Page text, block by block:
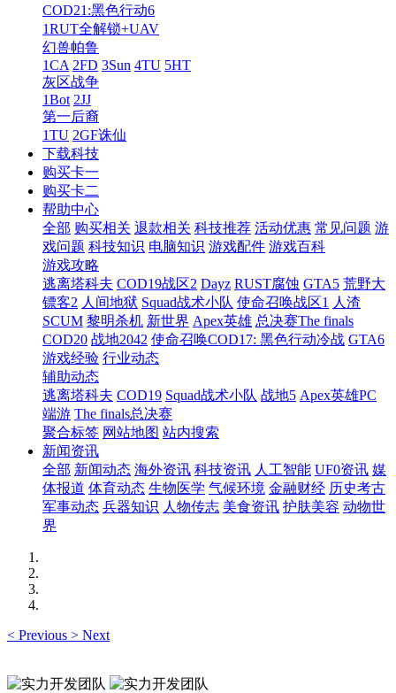
COD21:黑色行动6
1RUT全解锁+UAV
幻兽帕鲁
1CA 2FD 3Sun 4TU 5HT
灰区战争
1Bot 2JJ
第一后裔
1TU 2GF诛仙
下载科技
购买卡一
购买卡二
帮助中心
全部 购买相关 退款相关 科技推荐 活动优惠 常见问题 游
戏问题 科技知识 电脑知识 游戏配件 游戏百科
游戏攻略
逃离塔科夫 COD19战区2 Dayz RUST腐蚀 GTA5 荒野大
镖客2 人间地狱 Squad战术小队 使命召唤战区1 人渣
SCUM 黎明杀机 新世界 Apex英雄 总决赛The finals
COD20 战地2042 使命召唤COD17: 黑色行动冷战 GTA6
游戏经验 行业动态
辅助动态
逃离塔科夫 COD19 Squad战术小队 战地5 Apex英雄PC
端游 The finals总决赛
聚合标签 网站地图 站内搜索
新闻资讯
全部 新闻动态 海外资讯 科技资讯 人工智能 UF0资讯 媒
体报道 体育动态 生物医学 气候环境 金融财经 历史考古
军事动态 兵器知识 人物传志 美食资讯 护肤美容 动物世
界
< Previous > Next